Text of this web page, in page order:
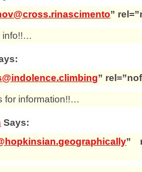
”
info!!…
”
for information!!…
Says:
”